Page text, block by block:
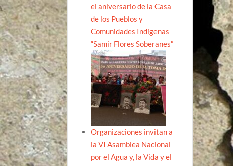
el aniversario de la Casa
de los Pueblos y
Comunidades Indígenas
“Samir Flores Soberanes”
Organizaciones invitan a
la VI Asamblea Nacional
por el Agua y, la Vida y el